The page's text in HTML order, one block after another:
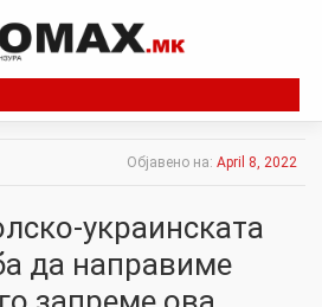
Објавено на: April 8, 2022
украинската
да направиме